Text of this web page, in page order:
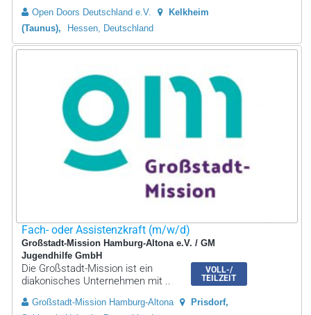
Open Doors Deutschland e.V.
Kelkheim
(Taunus)
Hessen, Deutschland
Fach- oder Assistenzkraft (m/w/d)
Großstadt-Mission Hamburg-Altona e.V. / GM
Jugendhilfe GmbH
VOLL-/
TEILZEIT
Die Großstadt-Mission ist ein
diakonisches Unternehmen mit ..
Großstadt-Mission Hamburg-Altona
Prisdorf